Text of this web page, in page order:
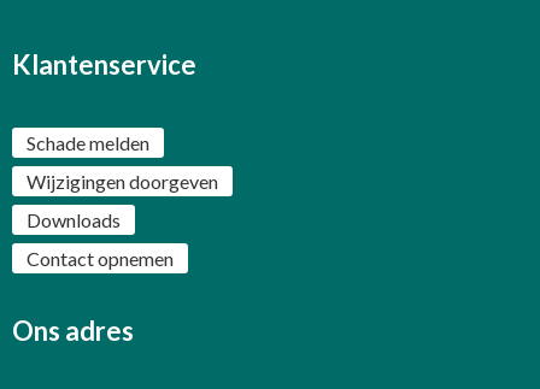
Klantenservice
Schade melden
Wijzigingen doorgeven
Downloads
Contact opnemen
Ons adres